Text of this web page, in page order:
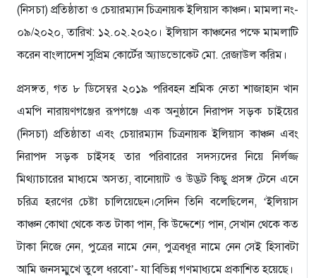
(নিসচা) প্রতিষ্ঠাতা ও চেয়ারম্যান চিত্রনায়ক ইলিয়াস কাঞ্চন। মামলা নং-
০৯/২০২০, তারিখ: ১২.০২.২০২০। ইলিয়াস কাঞ্চনের পক্ষে মামলাটি
করেন বাংলাদেশ সুপ্রিম কোর্টের অ্যাডভোকেট মো. রেজাউল করিম।
প্রসঙ্গত, গত ৮ ডিসেম্বর ২০১৯ পরিবহন শ্রমিক নেতা শাজাহান খান
এমপি নারায়ণগঞ্জের রূপগঞ্জে এক অনুষ্ঠানে নিরাপদ সড়ক চাইয়ের
(নিসচা) প্রতিষ্ঠাতা এবং চেয়ারম্যান চিত্রনায়ক ইলিয়াস কাঞ্চন এবং
নিরাপদ সড়ক চাইসহ তার পরিবারের সদস্যদের নিয়ে নির্লজ্জ
মিথ্যাচারের মাধ্যমে অসত্য, বানোয়াট ও উদ্ভট কিছু প্রসঙ্গ টেনে এনে
চরিত্র হরণের চেষ্টা চালিয়েছেন।সেদিন তিনি বলেছিলেন, ‘ইলিয়াস
কাঞ্চন কোথা থেকে কত টাকা পান, কি উদ্দেশ্যে পান, সেখান থেকে কত
টাকা নিজে নেন, পুত্রের নামে নেন, পুত্রবধূর নামে নেন সেই হিসাবটা
আমি জনসম্মুখে তুলে ধরবো’- যা বিভিন্ন গণমাধ্যমে প্রকাশিত হয়েছে।